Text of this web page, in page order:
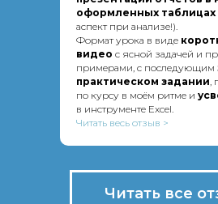
оформленных таблицах
аспект при анализе!).
Формат урока в виде
видео с ясной задачей и
примерами, с последующим
практическом задании
по курсу в моём ритме и
в инструменте Excel.
Читать весь отзыв >
Читать все